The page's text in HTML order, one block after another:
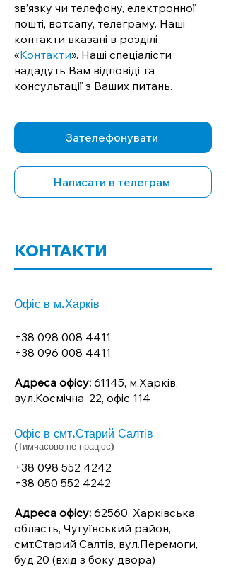
зв’язку чи телефону, електронної
пошті, вотсапу, телеграму. Наші
контакти вказані в розділі
«Контакти». Наші спеціалісти
нададуть Вам відповіді та
консультації з Ваших питань.
Зателефонувати
Написати в телеграм
КОНТАКТИ
Офіс в м.Харків
+38 098 008 4411
+38 096 008 4411
Адреса офісу: 61145, м.Харків,
вул.Космічна, 22, офіс 114
Офіс в смт.Старий Салтів
(Тимчасово не працює)
+38 098 552 4242
+38 050 552 4242
Адреса офісу: 62560, Харківська
область, Чугуївський район,
смт.Старий Салтів, вул.Перемоги,
буд.20 (вхід з боку двора)